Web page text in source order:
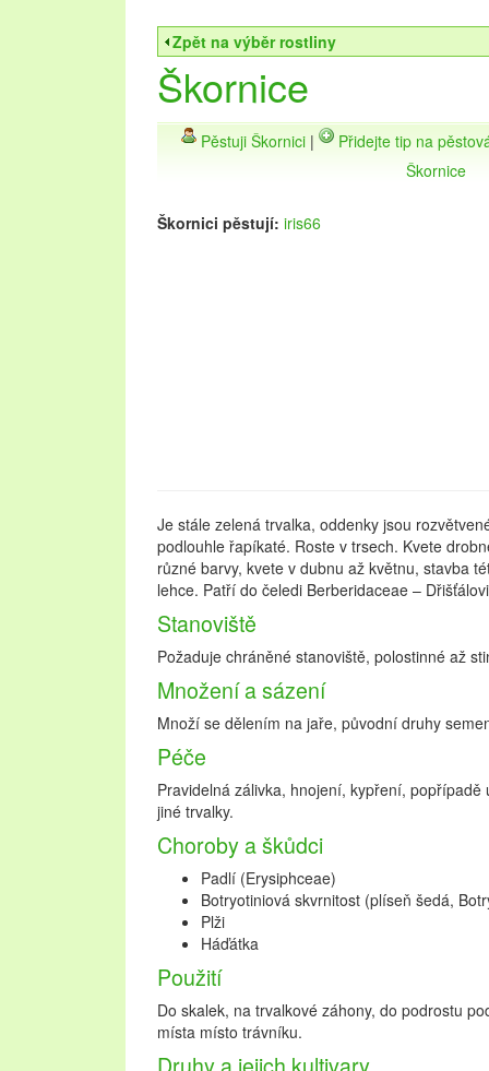
Zpět na výběr rostliny
Škornice
Pěstuji Škornici|
Přidejte tip na
Škornice
Škornici pěstují: iris66
Je stále zelená trvalka, oddenky jsou
podlouhle řapíkaté. Roste v trsech. Kvete
různé barvy, kvete v dubnu až květnu, stavba
lehce. Patří do čeledi Berberidaceae –
Stanoviště
Požaduje chráněné stanoviště, polostinné až
Množení a sázení
Množí se dělením na jaře, původní druhy
Péče
Pravidelná zálivka, hnojení, kypření,
jiné trvalky.
Choroby a škůdci
Padlí (Erysiphceae)
Botryotiniová skvrnitost (plíseň šedá,
Plži
Háďátka
Použití
Do skalek, na trvalkové záhony, do podrostu
místa místo trávníku.